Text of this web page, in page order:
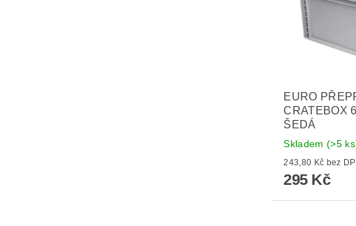
EURO
CRATEBOX
ŠEDÁ
Skladem (>5
243,80 Kč bez
295 Kč